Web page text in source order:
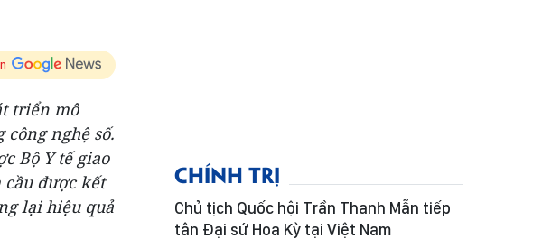
triển mô
nghệ số.
Bộ Y tế giao
được kết
lại hiệu quả
CHÍNH TRỊ
Chủ tịch Quốc hội Trần Thanh Mẫn tiếp
tân Đại sứ Hoa Kỳ tại Việt Nam